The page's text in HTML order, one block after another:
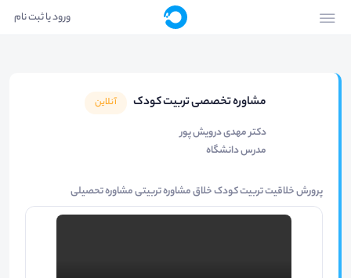
ورود یا ثبت نام
مشاوره تخصصی تربیت کودک آنلاین
دکتر مهدی درویش پور
مدرس دانشگاه
پرورش خلاقیت تربیت کودک خلاق مشاوره تربیتی مشاوره تحصیلی